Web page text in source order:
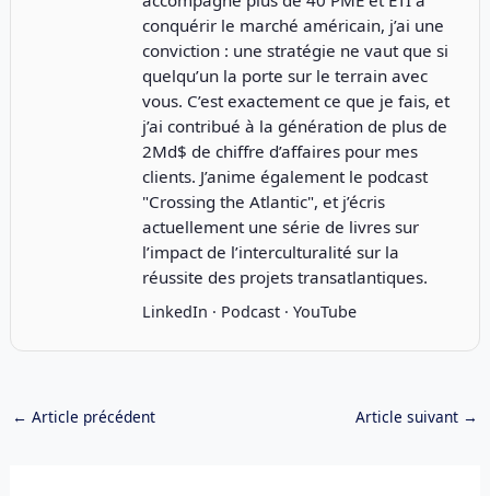
conquérir le marché américain, j’ai une
conviction : une stratégie ne vaut que si
quelqu’un la porte sur le terrain avec
vous. C’est exactement ce que je fais, et
j’ai contribué à la génération de plus de
2Md$ de chiffre d’affaires pour mes
clients. J’anime également le podcast
"Crossing the Atlantic", et j’écris
actuellement une série de livres sur
l’impact de l’interculturalité sur la
réussite des projets transatlantiques.
LinkedIn · Podcast· YouTube
← Article précédent Article suivant →